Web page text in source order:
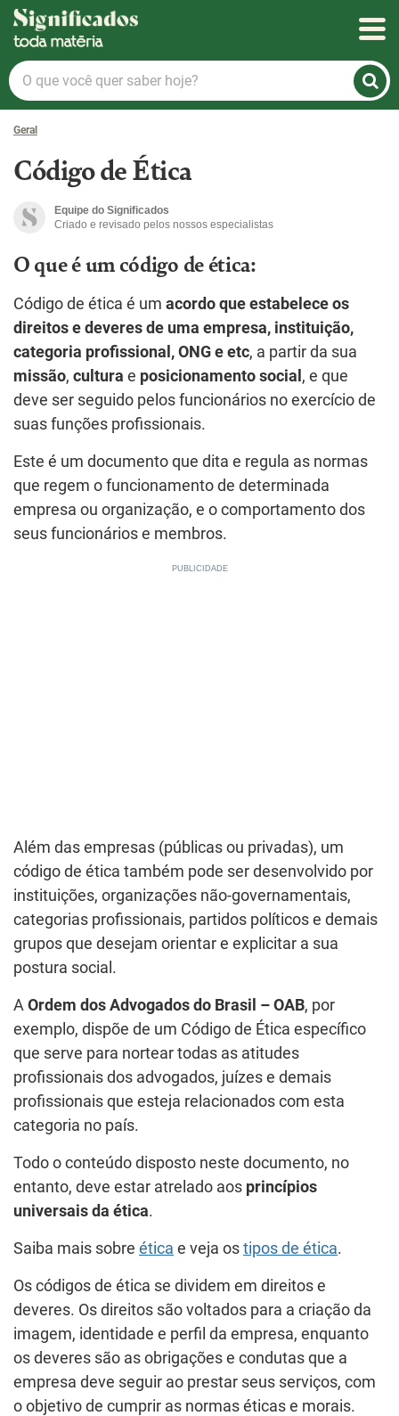
Significados
O
que
você
quer
hoje?
Geral
Código de Ética
Equipe do Significados
Criado e revisado pelos nossos especialistas
O que é um código de ética:
Código de ética é um acordo que estabelece os
direitos e deveres de uma empresa, instituição,
categoria profissional, ONG e etc, a partir da sua
missão, cultura e posicionamento social , e que
deve ser seguido pelos funcionários no exercício de
suas funções profissionais.
Este é um documento que dita e regula as normas
que regem o funcionamento de determinada
empresa ou organização, e o comportamento dos
seus funcionários e membros.
Além das empresas (públicas ou privadas), um
código de ética também pode ser desenvolvido por
instituições, organizações não-governamentais,
categorias profissionais, partidos políticos e demais
grupos que desejam orientar e explicitar a sua
postura social.
A Ordem dos Advogados do Brasil – OAB, por
exemplo, dispõe de um Código de Ética específico
que serve para nortear todas as atitudes
profissionais dos advogados, juízes e demais
profissionais que esteja relacionados com esta
categoria no país.
Todo o conteúdo disposto neste documento, no
entanto, deve estar atrelado aos princípios
universais da ética.
Saiba mais sobre ética e veja os tipos de ética.
Os códigos de ética se dividem em direitos e
deveres. Os direitos são voltados para a criação da
imagem, identidade e perfil da empresa, enquanto
os deveres são as obrigações e condutas que a
empresa deve seguir ao prestar seus serviços, com
o objetivo de cumprir as normas éticas e morais.